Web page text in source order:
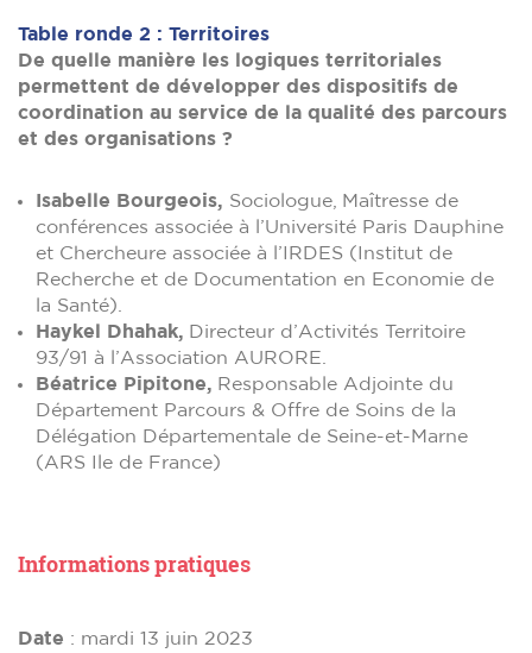
Table ronde 2 : Territoires
De quelle manière les logiques territoriales
permettent de développer des dispositifs de
coordination au service de la qualité des parcours
et des organisations ?
Isabelle Bourgeois, Sociologue, Maîtresse de
conférences associée à l’Université Paris Dauphine
et Chercheure associée à l’IRDES (Institut de
Recherche et de Documentation en Economie de
la Santé).
Haykel Dhahak, Directeur d’Activités Territoire
93/91 à l’Association AURORE.
Béatrice Pipitone, Responsable Adjointe du
Département Parcours & Offre de Soins de la
Délégation Départementale de Seine-et-Marne
(ARS Ile de France)
Informations pratiques
Date : mardi 13 juin 2023